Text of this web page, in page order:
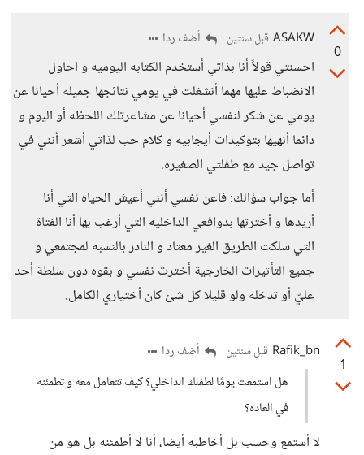
0
ASAKW قبل سنتين أضف ردا
احسنتي قولاً أنا بذاتي أستخدم الكتابه اليوميه و احاول
الانضباط عليها مهما أنشغلت في يومي نتائجها جميله أحيانا عن
يومي عن شكر لنفسي أحيانا عن مشاعرتلك اللحظه أو اليوم و
دائما أنهيها بتوكيدات أيجابيه و كلام حب لذاتي أشعر أنني في
تواصل جيد مع طفلتي الصغيره.
أما جواب سؤالك: فاعن نفسي أنني أعيش الحياه التي أنا
أريدها و أخترتها بدوافعي الداخليه التي أرغب بها أنا الفتاة
التي سلكت الطريق الغير معتاد و النادر بالنسبه لمجتمعي و
جميع التأثيرات الخارجية أخترت نفسي و بقوه دون سلطة أحد
عليّ أو تدخله ولو قليلا كل شئ كان أختياري الكامل.
1
Rafik_bn قبل سنتين
أضف ردا
هل استمعت يومًا لطفلك الداخلي؟ كيف تتعامل معه و تطمئنه
في العاده؟
لا أستمع وحسب بل أخاطبه أيضا، أنا لا أطمئنه بل هو من